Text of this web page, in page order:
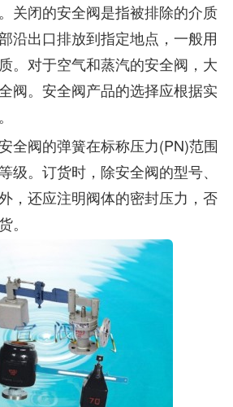
关闭的安全阀是指被排除的介质
沿出口排放到指定地点，一般用
。对于空气和蒸汽的安全阀，大
阀。安全阀产品的选择应根据实
阀的弹簧在标称压力(PN)范围
级。订货时，除安全阀的型号、
，还应注明阀体的密封压力，否
。